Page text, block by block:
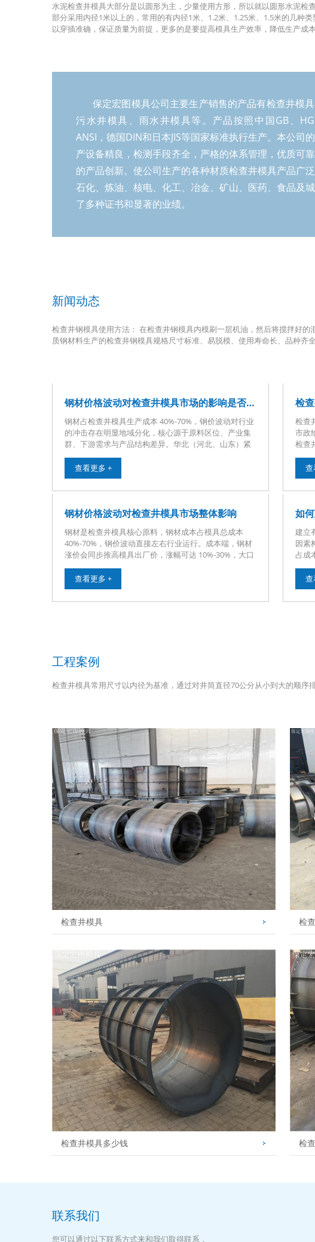
其振动，等水泥初期凝固便可脱模，约
18小时左右，操作非常简单。常规检查
井钢模具尺寸：检查井钢模具总高为
检查井钢模具壁厚
的水泥检查井钢模具
Φ120cm、Φ125cm
内部喷一�
水泥检查井模具大部分是以圆形为主，少量使用方形，所以就以圆形水泥
部分采用内径1米以上的，常用的有内径1米、1.2米、1.25米、1.5米的几种
以穿插准确，保证质量为前提，更多的是要提高模具生产效率，降低生产成
保定宏图模具公司主要生产销售的产品有检查井模具
污水井模具、雨水井模具等。产品按照中国GB、HG
ANSI，德国DIN和日本JIS等国家标准执行生产。本公司
产设备精良，检测手段齐全，严格的体系管理，优质可
的产品创新。使公司生产的各种材质检查井模具产品广泛
石化、炼油、核电、化工、冶金、矿山、医药、食品及
了多种证书和显著的业绩。
新闻动态
检查井钢模具使用方法： 在检查井钢模具内模刷一层机油，然后将搅拌好
质钢材料生产的检查井钢模具规格尺寸标准、易脱模、使用寿命长、品种齐
钢材价格波动对检查井模具市场的影响是否存在地域差异
钢材占检查井模具生产成本 40%-70%，钢价波动对行业
的冲击存在明显地域分化，核心源于原料区位、产业集
群、下游需求与产品结构差异。华北（河北、山东）紧
邻北方钢厂，钢材采购物流成本低，本地模具企业可批
量锁价，钢价涨跌带来的成本传导幅度最小；中小工厂
集中，钢价暴涨时利润承压更突出，低价竞争加剧。华
东模具产业链完备、钢厂代理渠道稳定，头部企业多签
盛，客户对模具�
查看更多 +
检
检查
市政
检查
下管
座
高，
缩短
田水
查
钢材价格波动对检查井模具市场整体影响
钢材是检查井模具核心原料，钢材成本占模具总成本
40%-70%，钢价波动直接左右行业运行。成本端，钢材
涨价会同步推高模具出厂价，涨幅可达 10%-30%，大口
径、异形模具耗钢量大，价格波动更剧烈；钢价下跌则
带动模具报价下调，压缩厂商盈利空间。供需端，钢价
持续走高时，基建采购方会延缓下单、缩减采购量，市
场订单萎缩；部分客户改用塑料复合模具替代钢模，分
查看更多 +
如
建立
因素
占成
杂度
平
准，
警，
查
工程案例
检查井模具常用尺寸以内径为基准，通过对井筒直径70公分从小到大的顺序
检查井模具 检
检查井模具多少钱 检
联系我们
您可以通过以下联系方式来和我们取得联系，